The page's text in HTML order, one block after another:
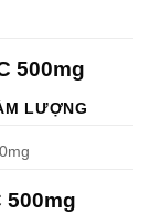
500mg
LƯỢNG
500mg